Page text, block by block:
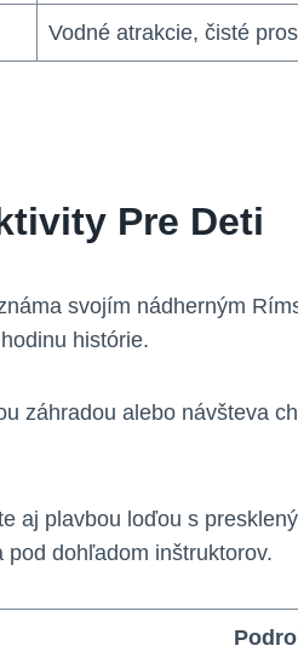
Vodné atrakcie, čisté
Pre Deti
svojím nádherným
histórie.
záhradou alebo návšteva
aj plavbou loďou s
dohľadom inštruktorov.